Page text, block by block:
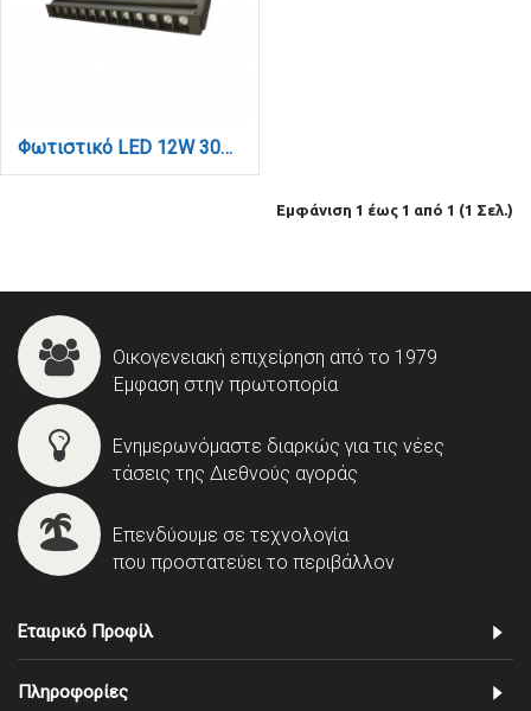
Φωτιστικό LED 12W 3000K για μαγνητική ράγα σε μαύρη απόχρωση D:22cmX10,5cm (T01601-BL)
Εμφάνιση 1 έως 1 από 1 (1 Σελ.)
Οικογενειακή επιχείρηση από το 1979
Έμφαση στην πρωτοπορία
Ενημερωνόμαστε διαρκώς για τις νέες
τάσεις της Διεθνούς αγοράς
Επενδύουμε σε τεχνολογία
που προστατεύει το περιβάλλον
Εταιρικό Προφίλ
Πληροφορίες